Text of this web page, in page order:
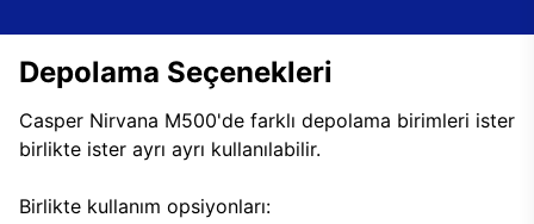
Depolama Seçenekleri
Casper Nirvana M500'de farklı depolama birimleri ister
birlikte ister ayrı ayrı kullanılabilir.
Birlikte kullanım opsiyonları: